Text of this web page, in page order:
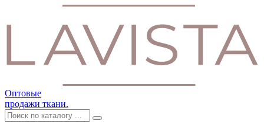
Оптовые
продажи ткани.